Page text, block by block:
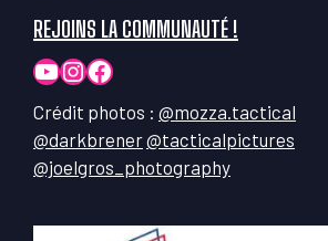
REJOINS LA COMMUNAUTÉ !
YouTube
Instagram
Facebook
Crédit photos : @mozza.tactical
@darkbrener@tacticalpictures
@joelgros_photography